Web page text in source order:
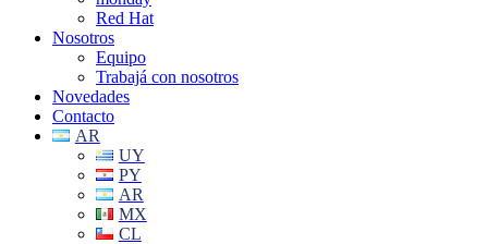
Red Hat
Nosotros
Equipo
Trabajá con nosotros
Novedades
Contacto
AR
UY
PY
AR
MX
CL